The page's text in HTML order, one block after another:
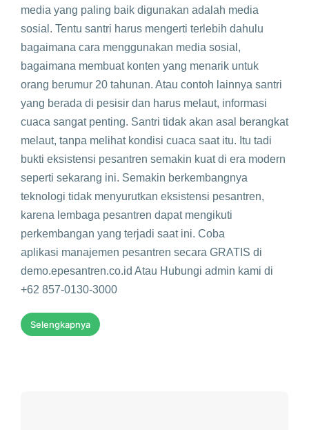
media yang paling baik digunakan adalah media
sosial. Tentu santri harus mengerti terlebih dahulu
bagaimana cara menggunakan media sosial,
bagaimana membuat konten yang menarik untuk
orang berumur 20 tahunan. Atau contoh lainnya santri
yang berada di pesisir dan harus melaut, informasi
cuaca sangat penting. Santri tidak akan asal berangkat
melaut, tanpa melihat kondisi cuaca saat itu. Itu tadi
bukti eksistensi pesantren semakin kuat di era modern
seperti sekarang ini. Semakin berkembangnya
teknologi tidak menyurutkan eksistensi pesantren,
karena lembaga pesantren dapat mengikuti
perkembangan yang terjadi saat ini. Coba
aplikasi manajemen pesantren secara GRATIS di
demo.epesantren.co.id Atau Hubungi admin kami di
+62 857-0130-3000
Selengkapnya